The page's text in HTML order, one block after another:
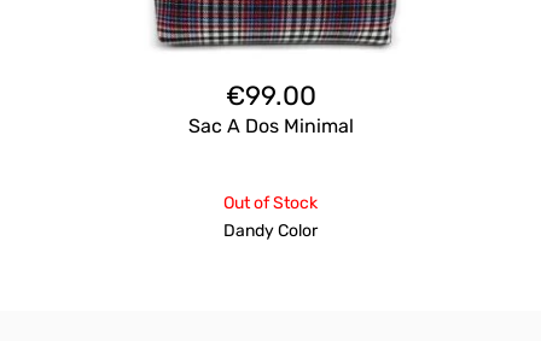
€99.00
Sac A Dos Minimal
Out of Stock
Dandy Color